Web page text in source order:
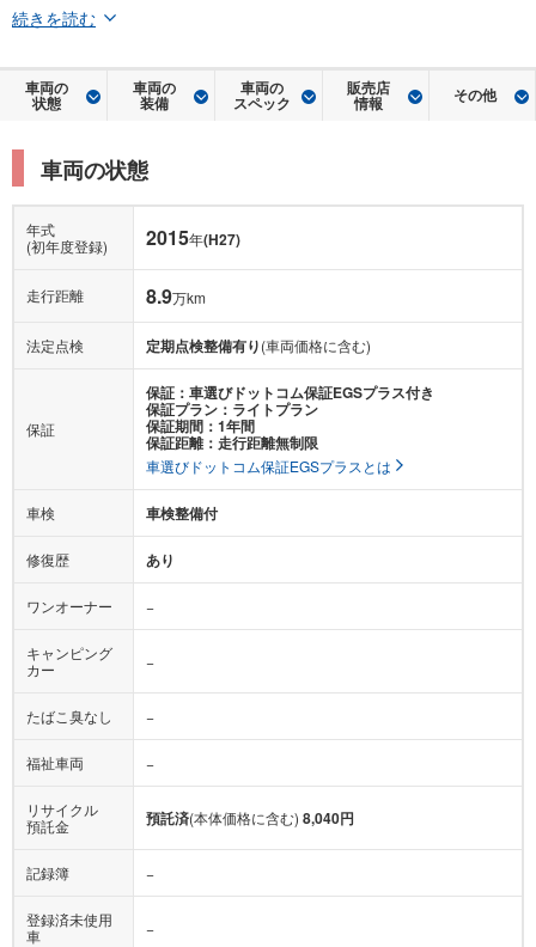
続きを読む
車両の
状態
車両の
装備
車両の
スペック
販売店
情報 その他
車両の状態
年式
(初年度登録)
2015年(H27)
走行距離 8.9万km
法定点検 定期点検整備有り(車両価格に含む)
保証
保証：車選びドットコム保証EGSプラス付き
保証プラン：ライトプラン
保証期間：1年間
保証距離：走行距離無制限
車選びドットコム保証EGSプラスとは
車検 車検整備付
修復歴 あり
ワンオーナー −
キャンピング
カー
−
たばこ臭なし −
福祉車両 −
リサイクル
預託金
預託済(本体価格に含む) 8,040円
記録簿 −
登録済未使用
車
−